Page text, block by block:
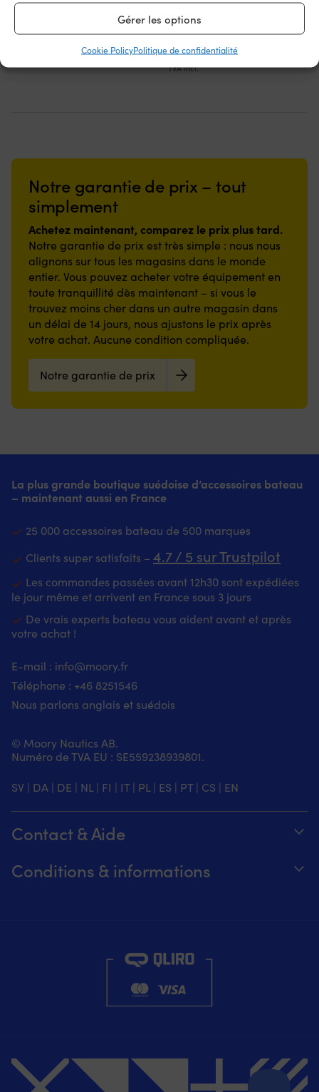
Gérer les options
Cookie PolicyPolitique de confidentialité
3,58
DISPONIBLE SUR COMMANDE
avec éclairage de plaque
d’immatriculation
9,10€
TVA incl.
Notre garantie de prix – tout
simplement
Achetez maintenant, comparez le prix plus tard.
Notre garantie de prix est très simple : nous nous
alignons sur tous les magasins dans le monde
entier. Vous pouvez acheter votre équipement en
toute tranquillité dès maintenant – si vous le
trouvez moins cher dans un autre magasin dans
un délai de 14 jours, nous ajustons le prix après
votre achat. Aucune condition compliquée.
Notre garantie de prix
La plus grande boutique suédoise d’accessoires bateau
– maintenant aussi en France
25 000 accessoires bateau de 500 marques
Clients super satisfaits – 4.7 / 5 sur Trustpilot
Les commandes passées avant 12h30 sont expédiées
le jour même et arrivent en France sous 3 jours
De vrais experts bateau vous aident avant et après
votre achat !
E-mail : info@moory.fr
Téléphone : +46 8251546
Nous parlons anglais et suédois
© Moory Nautics AB.
Numéro de TVA EU : SE559238939801.
SV | DA | DE | NL | FI | IT| PL | ES | PT| CS | EN
Contact & Aide
Envoyez-nous un e-mail à info@moory.fr
Conditions & informations
Retours et remboursements
Conditions de vente
Politique de confidentialité